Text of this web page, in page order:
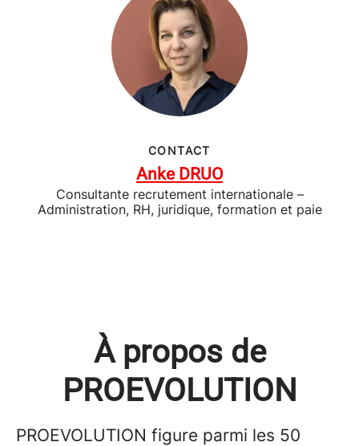
CONTACT
Anke DRUO
Consultante recrutement internationale –
Administration, RH, juridique, formation et paie
À propos de
PROEVOLUTION
PROEVOLUTION figure parmi les 50